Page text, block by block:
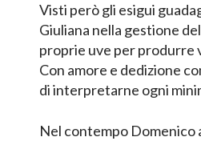
Visti però gli esigui
Giuliana nella gestione
proprie uve per produrre
Con amore e dedizione
di interpretarne ogni
Nel contempo Domenico